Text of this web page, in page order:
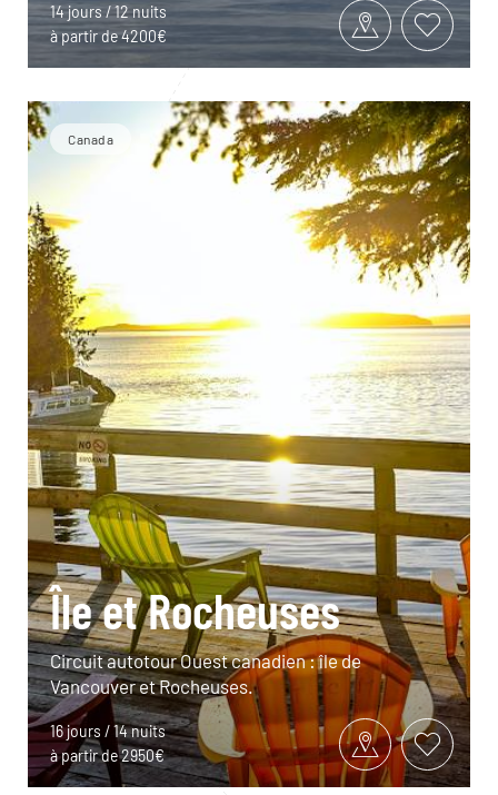
14 jours / 12 nuits
à partir de 4200€
Canada
Île et Rocheuses
Circuit autotour Ouest canadien : île de
Vancouver et Rocheuses.
16 jours / 14 nuits
à partir de 2950€